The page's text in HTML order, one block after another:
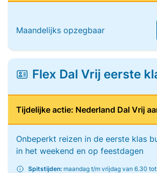
Maandelijks opzegbaar
Flex Dal Vrij eerste
Tijdelijke actie: Nederland Dal Vrij
Onbeperkt reizen in de eerste klas
in het weekend en op feestdagen
Spitstijden: maandag t/m vrijdag van 6.30